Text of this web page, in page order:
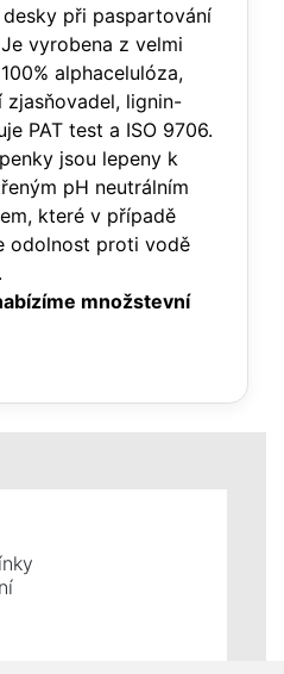
při paspartování
vyrobena z velmi
alphacelulóza,
zjasňovadel, lignin-
PAT test a ISO 9706.
jsou lepeny k
pH neutrálním
které v případě
odolnost proti vodě
množstevní